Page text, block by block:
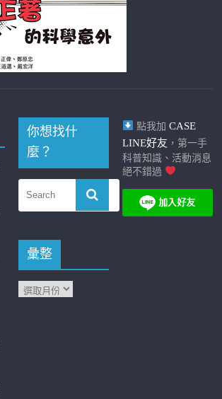
你想找什
麼？
彙整
點我加 CASE
LINE好友 ，第一手
科普知識、活動消息
絕不錯過